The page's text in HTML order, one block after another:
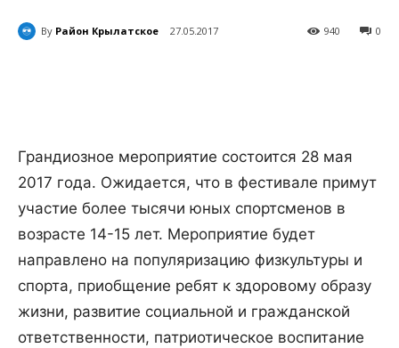
By Район Крылатское 27.05.2017 0
940
Грандиозное мероприятие состоится 28 мая
2017 года. Ожидается, что в фестивале примут
участие более тысячи юных спортсменов в
возрасте 14-15 лет. Мероприятие будет
направлено на популяризацию физкультуры и
спорта, приобщение ребят к здоровому образу
жизни, развитие социальной и гражданской
ответственности, патриотическое воспитание